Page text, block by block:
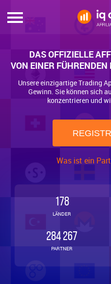
DAS OFFIZIELLE
VON EINER
Unsere einzigartige Trading
Gewinn. Sie können sich
konzentrieren und
Was ist ein
178
LÄNDER
284 267
PARTNER